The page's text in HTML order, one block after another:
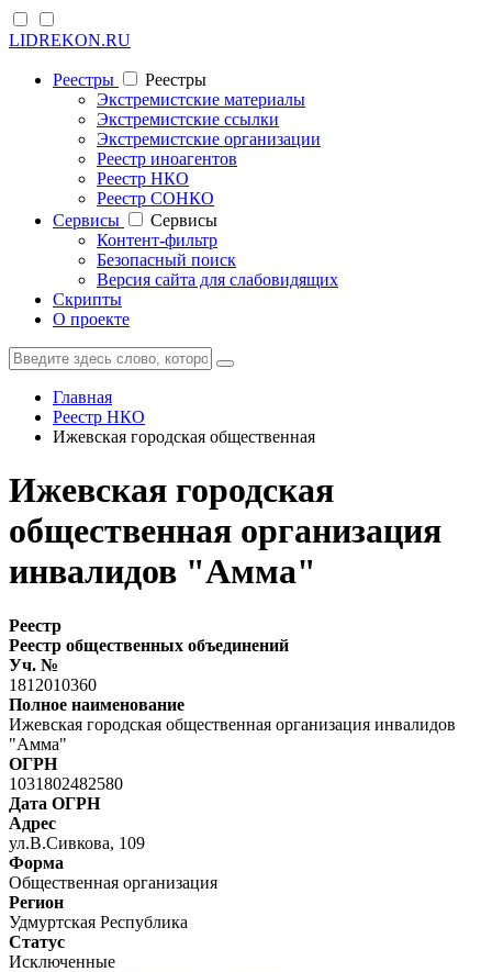
LIDREKON.RU
Реестры
Реестры
Экстремистские материалы
Экстремистские ссылки
Экстремистские организации
Реестр иноагентов
Реестр НКО
Реестр СОНКО
Cервисы
Cервисы
Контент-фильтр
Безопасный поиск
Версия сайта для слабовидящих
Скрипты
О проекте
Главная
Реестр НКО
Ижевская городская общественная
Ижевская городская
общественная организация
инвалидов "Амма"
Реестр
Реестр общественных объединений
Уч. №
1812010360
Полное наименование
Ижевская городская общественная организация инвалидов
"Амма"
ОГРН
1031802482580
Дата ОГРН
Адрес
ул.В.Сивкова, 109
Форма
Общественная организация
Регион
Удмуртская Республика
Статус
Исключенные